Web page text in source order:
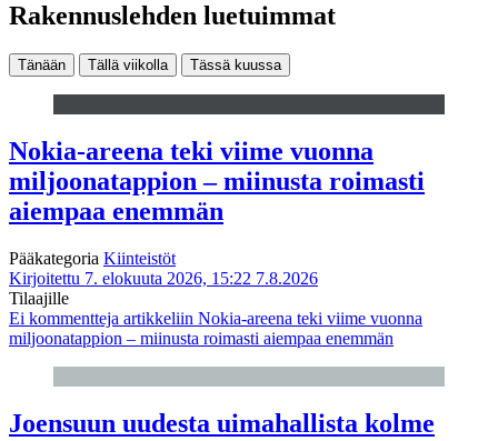
Rakennuslehden luetuimmat
Tänään Tällä viikolla Tässä kuussa
Nokia-areena teki viime vuonna
miljoonatappion – miinusta roimasti
aiempaa enemmän
Pääkategoria Kiinteistöt
Kirjoitettu 7. elokuuta 2026, 15:22 7.8.2026
Tilaajille
Ei kommentteja artikkeliin Nokia-areena teki viime vuonna
miljoonatappion – miinusta roimasti aiempaa enemmän
Joensuun uudesta uimahallista kolme